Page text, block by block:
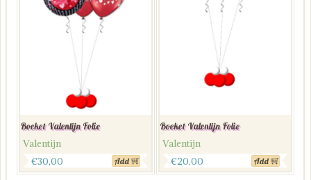
Boeket Valentijn Folie
Valentijn
€30,00 Add
Boeket Valentijn Folie
Valentijn
€20,00 Add